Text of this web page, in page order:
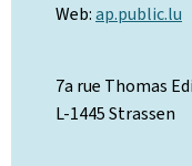
Web:ap.public.lu
7a rue Thomas
L-1445 Strassen